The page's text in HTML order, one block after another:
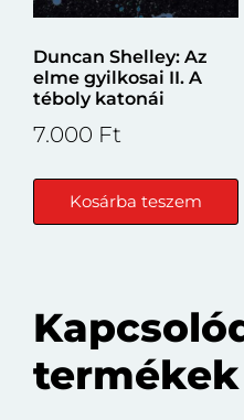
Duncan Shelley: Az
elme gyilkosai II. A
téboly katonái
7.000 Ft
Kosárba teszem
termékek